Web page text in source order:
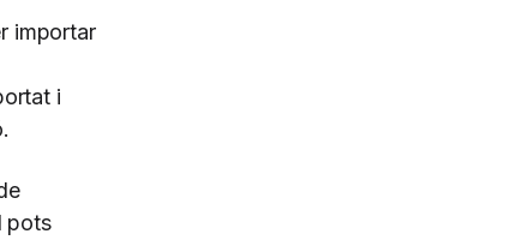
importar
i
pots